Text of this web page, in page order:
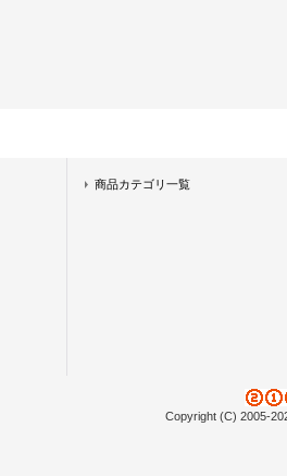
商品カテゴリ一覧
Copyright (C) 2005-